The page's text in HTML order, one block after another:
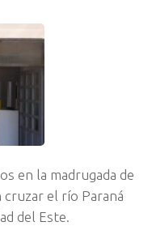
en la madrugada de
el río Paraná
del Este.